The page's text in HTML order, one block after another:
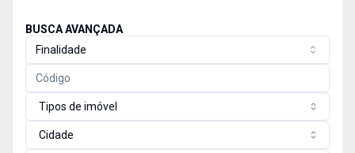
BUSCA AVANÇADA
Finalidade
Tipos de imóvel
Cidade